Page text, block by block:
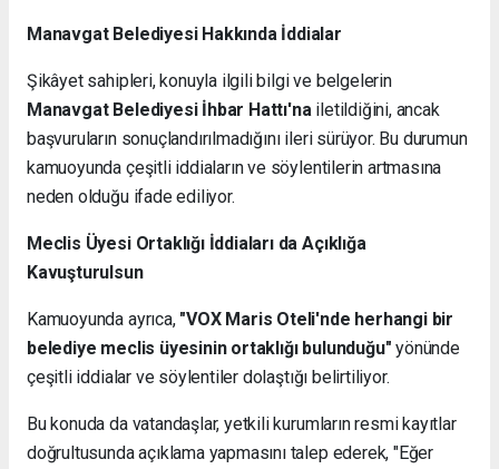
Manavgat Belediyesi Hakkında İddialar
Şikâyet sahipleri, konuyla ilgili bilgi ve belgelerin
Manavgat Belediyesi İhbar Hattı'nailetildiğini, ancak
başvuruların sonuçlandırılmadığını ileri sürüyor. Bu durumun
kamuoyunda çeşitli iddiaların ve söylentilerin artmasına
neden olduğu ifade ediliyor.
Meclis Üyesi Ortaklığı İddiaları da Açıklığa
Kavuşturulsun
Kamuoyunda ayrıca, "VOX Maris Oteli'nde herhangi bir
belediye meclis üyesinin ortaklığı bulunduğu" yönünde
çeşitli iddialar ve söylentiler dolaştığı belirtiliyor.
Bu konuda da vatandaşlar, yetkili kurumların resmi kayıtlar
doğrultusunda açıklama yapmasını talep ederek, "Eğer